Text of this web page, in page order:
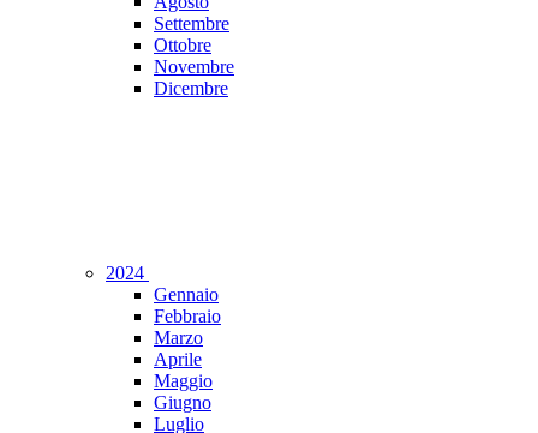
Settembre
Ottobre
Novembre
Dicembre
2024
Gennaio
Febbraio
Marzo
Aprile
Maggio
Giugno
Luglio